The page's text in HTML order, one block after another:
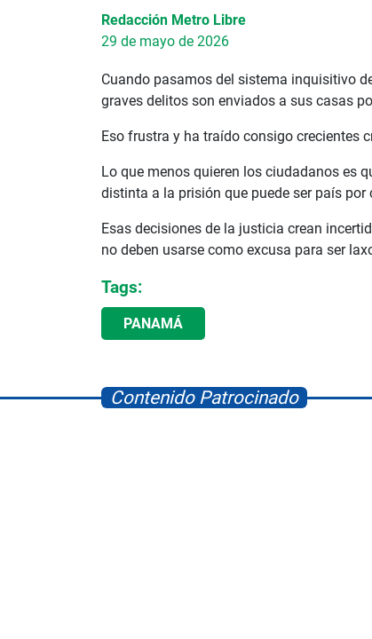
Redacción Metro Libre
29 de mayo de 2026
Cuando pasamos del sistema inquisitivo
graves delitos son enviados a sus casas
Eso frustra y ha traído consigo crecientes
Lo que menos quieren los ciudadanos es
distinta a la prisión que puede ser país por
Esas decisiones de la justicia crean
no deben usarse como excusa para ser
Tags:
PANAMÁ
Contenido Patrocinado